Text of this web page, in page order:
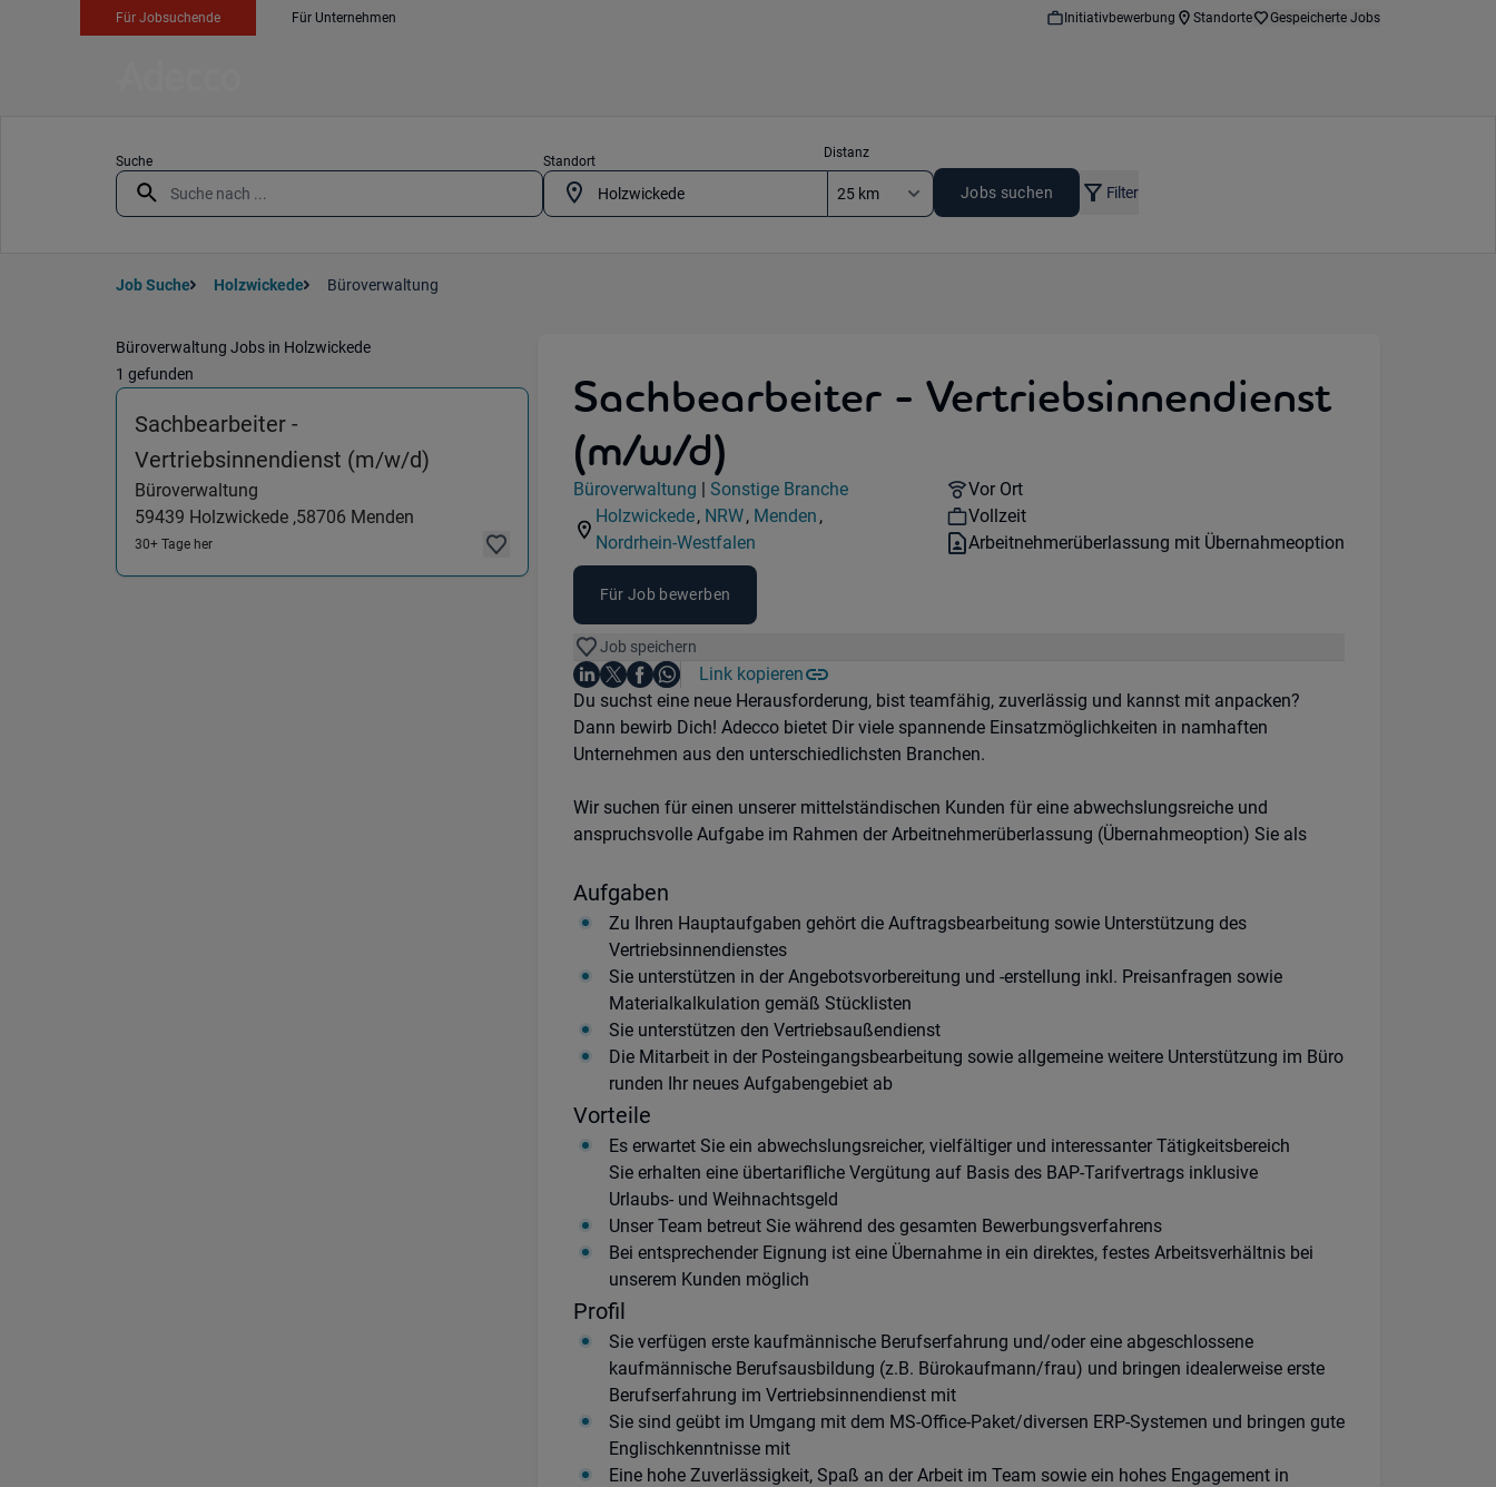
Für Jobsuchende Für Unternehmen Initiativbewerbung Standorte Gespeicherte Jobs
Suche Standort
Distanz
Jobs suchen Filter
Job Suche Holzwickede Büroverwaltung
Büroverwaltung Jobs in Holzwickede
1 gefunden
Sachbearbeiter -
Vertriebsinnendienst (m/w/d) (Büroverwaltung) in 59439 Holzwickede , 58706 Menden
Büroverwaltung
59439 Holzwickede ,58706 Menden
30+ Tage her
Sachbearbeiter - Vertriebsinnendienst
(m/w/d)
Jobdetails
Kategorie:
Büroverwaltung |
Industry:
Sonstige Branche
Standorte:
Holzwickede,
Region:
NRW,
Standorte:
Menden ,
Region:
Nordrhein-Westfalen
Remote Option:
Vor Ort
Workhours:
Vollzeit
Vertragsart:
Arbeitnehmerüberlassung mit Übernahmeoption
Für Job bewerben
Job speichern
Teile diesen Job
Auf LinkedIn teilen
Auf X teilen
Auf Facebook teilen
Auf WhatsApp teilen
Link kopieren
Einleitung
Du suchst eine neue Herausforderung, bist teamfähig, zuverlässig und kannst mit anpacken?
Dann bewirb Dich! Adecco bietet Dir viele spannende Einsatzmöglichkeiten in namhaften
Unternehmen aus den unterschiedlichsten Branchen.
Wir suchen für einen unserer mittelständischen Kunden für eine abwechslungsreiche und
anspruchsvolle Aufgabe im Rahmen der Arbeitnehmerüberlassung (Übernahmeoption) Sie als
Aufgaben
Zu Ihren Hauptaufgaben gehört die Auftragsbearbeitung sowie Unterstützung des
Vertriebsinnendienstes
Sie unterstützen in der Angebotsvorbereitung und -erstellung inkl. Preisanfragen sowie
Materialkalkulation gemäß Stücklisten
Sie unterstützen den Vertriebsaußendienst
Die Mitarbeit in der Posteingangsbearbeitung sowie allgemeine weitere Unterstützung im Büro
runden Ihr neues Aufgabengebiet ab
Vorteile
Es erwartet Sie ein abwechslungsreicher, vielfältiger und interessanter Tätigkeitsbereich
Sie erhalten eine übertarifliche Vergütung auf Basis des BAP-Tarifvertrags inklusive
Urlaubs- und Weihnachtsgeld
Unser Team betreut Sie während des gesamten Bewerbungsverfahrens
Bei entsprechender Eignung ist eine Übernahme in ein direktes, festes Arbeitsverhältnis bei
unserem Kunden möglich
Profil
Sie verfügen erste kaufmännische Berufserfahrung und/oder eine abgeschlossene
kaufmännische Berufsausbildung (z.B. Bürokaufmann/frau) und bringen idealerweise erste
Berufserfahrung im Vertriebsinnendienst mit
Sie sind geübt im Umgang mit dem MS-Office-Paket/diversen ERP-Systemen und bringen gute
Englischkenntnisse mit
Eine hohe Zuverlässigkeit, Spaß an der Arbeit im Team sowie ein hohes Engagement in